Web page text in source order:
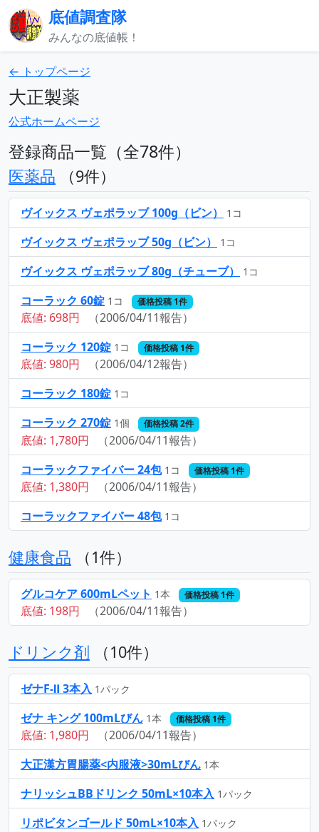
底値調査隊
みんなの底値帳！
← トップページ
大正製薬
公式ホームページ
登録商品一覧（全78件）
医薬品 （9件）
ヴイックス ヴェポラッブ 100g（ビン） 1コ
ヴイックス ヴェポラッブ 50g（ビン） 1コ
ヴイックス ヴェポラッブ 80g（チューブ） 1コ
コーラック 60錠 1コ 価格投稿 1件
底値: 698円
（2006/04/11報告）
コーラック 120錠 1コ 価格投稿 1件
底値: 980円
（2006/04/12報告）
コーラック 180錠 1コ
コーラック 270錠 1個 価格投稿 2件
底値: 1,780円
（2006/04/11報告）
コーラックファイバー 24包 1コ 価格投稿 1件
底値: 1,380円
（2006/04/11報告）
コーラックファイバー 48包 1コ
健康食品 （1件）
グルコケア 600mLペット 1本 価格投稿 1件
底値: 198円 （2006/04/11報告）
ドリンク剤 （10件）
ゼナF-Ⅱ 3本入 1パック
ゼナ キング 100mLびん 1本 価格投稿 1件
底値: 1,980円
（2006/04/11報告）
大正漢方胃腸薬<内服液>30mLびん 1本
ナリッシュBBドリンク 50mL×10本入 1パック
リポビタンゴールド 50mL×10本入 1パック